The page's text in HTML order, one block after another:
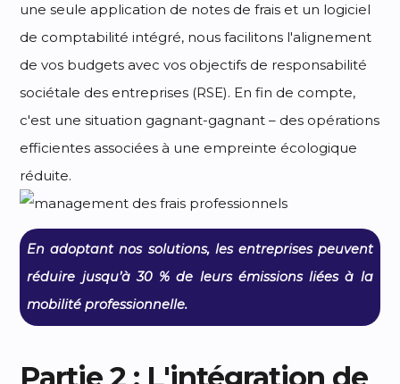
une seule application de notes de frais et un logiciel
de comptabilité intégré, nous facilitons l'alignement
de vos budgets avec vos objectifs de responsabilité
sociétale des entreprises (RSE). En fin de compte,
c'est une situation gagnant-gagnant – des opérations
efficientes associées à une empreinte écologique
réduite.
En adoptant nos solutions, les entreprises peuvent
réduire jusqu’à 30 % de leurs émissions liées à la
mobilité professionnelle.